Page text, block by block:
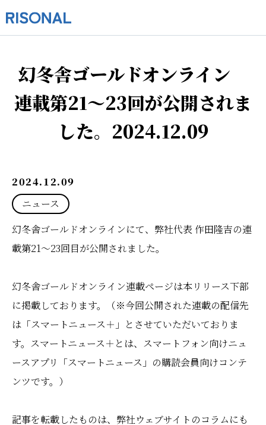
ニュース
幻冬舎ゴールドオンライン
連載第21〜23回が公開されま
した。2024.12.09
2024.12.09
幻冬舎ゴールドオンラインにて、弊社代表 作田隆吉の連
載第21〜23回目が公開されました。
幻冬舎ゴールドオンライン連載ページは本リリース下部
に掲載しております。（※今回公開された連載の配信先
は「スマートニュース＋」とさせていただいておりま
す。スマートニュース＋とは、スマートフォン向けニュ
ースアプリ「スマートニュース」の購読会員向けコンテ
ンツです。）
記事を転載したものは、弊社ウェブサイトのコラムにも